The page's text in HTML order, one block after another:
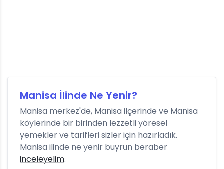
Manisa İlinde Ne Yenir?
Manisa merkez'de, Manisa ilçerinde ve Manisa
köylerinde bir birinden lezzetli yöresel
yemekler ve tarifleri sizler için hazırladık.
Manisa ilinde ne yenir buyrun beraber
inceleyelim.